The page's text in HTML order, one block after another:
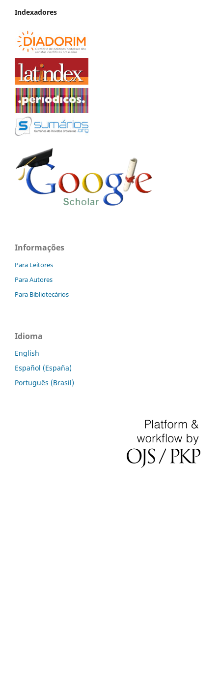
Indexadores
Informações
Para Leitores
Para Autores
Para Bibliotecários
Idioma
English
Español (España)
Português (Brasil)